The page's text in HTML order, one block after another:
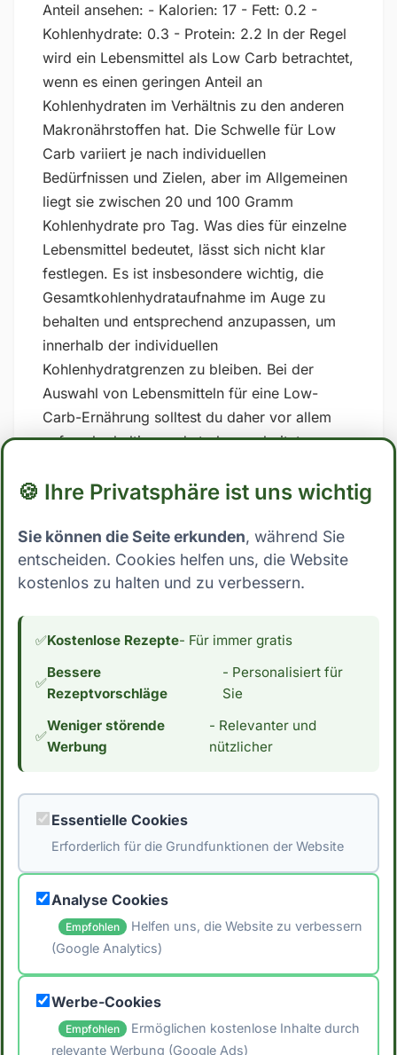
Anteil ansehen: - Kalorien: 17 - Fett: 0.2 -
Kohlenhydrate: 0.3 - Protein: 2.2 In der Regel
wird ein Lebensmittel als Low Carb betrachtet,
wenn es einen geringen Anteil an
Kohlenhydraten im Verhältnis zu den anderen
Makronährstoffen hat. Die Schwelle für Low
Carb variiert je nach individuellen
Bedürfnissen und Zielen, aber im Allgemeinen
liegt sie zwischen 20 und 100 Gramm
Kohlenhydrate pro Tag. Was dies für einzelne
Lebensmittel bedeutet, lässt sich nicht klar
festlegen. Es ist insbesondere wichtig, die
Gesamtkohlenhydrataufnahme im Auge zu
behalten und entsprechend anzupassen, um
innerhalb der individuellen
Kohlenhydratgrenzen zu bleiben. Bei der
Auswahl von Lebensmitteln für eine Low-
Carb-Ernährung solltest du daher vor allem
auf zuckerhaltige und stark verarbeitete
Vollwertkost setzen, die reich an Nährstoffen
Wo steht Brunnenkresse? Mit nur 0.3 Gramm
Kohlenhydrate pro 100g essbarer Anteil fällt
Brunnenkresse eindeutig in die Kategorie Low
interessanten Zutat für Menschen, die ihre
Wenn du an einer Low Carb Ernährung
interessiert bist, interessiert dich vielleicht
auch der Kaloriengehalt. Mit 17 Kalorien pro
100g essbarer Anteil ist Brunnenkresse sehr
kalorienbewussten Ernährung hilfreich sein.
*Hinweis: Die Daten stammen aus der
[Schweizer Nährwertdatenbank]
(https://naehrwertdaten.ch/de/).*
🖨️ Artikel drucken
🍪 Ihre Privatsphäre ist uns wichtig
Sie können die Seite erkunden, während Sie
entscheiden. Cookies helfen uns, die Website
kostenlos zu halten und zu verbessern.
✅Kostenlose Rezepte- Für immer gratis
✅
Bessere
Rezeptvorschläge
- Personalisiert für
Sie
✅
Weniger störende
Werbung
- Relevanter und
nützlicher
Essentielle Cookies
Erforderlich für die Grundfunktionen der Website
Analyse Cookies
Empfohlen
Helfen uns, die Website zu verbessern
(Google Analytics)
Werbe-Cookies
Empfohlen
Ermöglichen kostenlose Inhalte durch
relevante Werbung (Google Ads)